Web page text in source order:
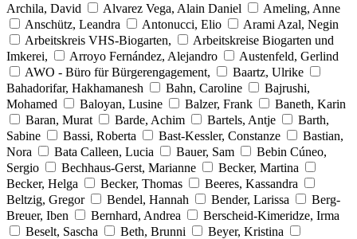
Archila, David
Alvarez Vega, Alain Daniel
Ameling, Anne
Anschütz, Leandra
Antonucci, Elio
Arami Azal, Negin
Arbeitskreis VHS-Biogarten,
Arbeitskreise Biogarten und
Imkerei,
Arroyo Fernández, Alejandro
Austenfeld, Gerlind
AWO - Büro für Bürgerengagement,
Baartz, Ulrike
Bahadorifar, Hakhamanesh
Bahn, Caroline
Bajrushi,
Mohamed
Baloyan, Lusine Balzer, Frank
Baneth, Karin
Baran, Murat
Barde, Achim Bartels, Antje
Barth,
Sabine
Bassi, Roberta Bast-Kessler, Constanze
Bastian,
Nora
Bata Calleen, Lucia Bauer, Sam
Bebin Cúneo,
Sergio
Bechhaus-Gerst, Marianne
Becker, Martina
Becker, Helga
Becker, Thomas
Beeres, Kassandra
Beltzig, Gregor
Bendel, Hannah Bender, Larissa
Berg-
Breuer, Iben
Bernhard, Andrea
Berscheid-Kimeridze, Irma
Beselt, Sascha
Beth, Brunni
Beyer, Kristina